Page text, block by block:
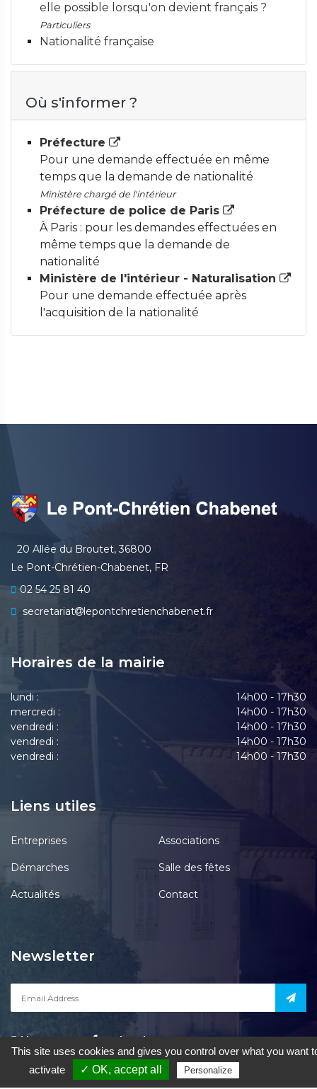
elle possible lorsqu'on devient français ?
Particuliers
Nationalité française
Où s'informer ?
Préfecture
Pour une demande effectuée en même
temps que la demande de nationalité
Ministère chargé de l'intérieur
Préfecture de police de Paris
À Paris : pour les demandes effectuées en
même temps que la demande de
nationalité
Ministère de l'intérieur - Naturalisation
Pour une demande effectuée après
l'acquisition de la nationalité
20 Allée du Broutet, 36800
Le Pont-Chrétien-Chabenet, FR
02 54 25 81 40
secretariat
lepontchretienchabenet.fr
Horaires de la mairie
lundi :
14h00 - 17h30
mercredi :
14h00 - 17h30
vendredi :
14h00 - 17h30
vendredi :
14h00 - 17h30
vendredi :
14h00 - 17h30
Liens utiles
Entreprises Associations
Démarches Salle des fêtes
Actualités Contact
Newsletter
Notre page acebook
This site uses cookies and gives you control over what you want
activate
✓ OK, accept all Personalize